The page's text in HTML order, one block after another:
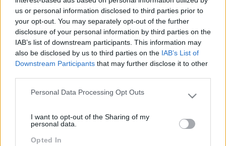
us or personal information disclosed to third parties prior to
your opt-out. You may separately opt-out of the further
disclosure of your personal information by third parties on the
IAB’s list of downstream participants. This information may
also be disclosed by us to third parties on the IAB’s List of
Downstream Participants that may further disclose it to other
Please note that this website/app uses one or more Google
not limited to your visit or usage behaviour. You may click to
grant or deny consent to Google and its third-party tags to
use your data for below specified purposes in below Google
Personal Data Processing Opt Outs
I want to opt-out of the Sharing of my
personal data.
Opted In
Desenvolvimento das competências de
comunicação dos formandos, ao nível da dicção, da
voz, da posição do corpo e dos gestos, que lhes
permitiu ganhar confiança e à vontade nas suas
apresentações / comunicações em público.